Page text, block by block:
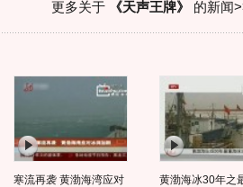
更多关于
《天声王牌》 的新闻
寒流再袭 黄渤海湾应对
黄渤海冰30年之